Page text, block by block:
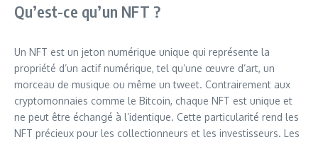
Qu’est-ce qu’un NFT ?
Un NFT est un jeton numérique unique qui représente la
propriété d’un actif numérique, tel qu’une œuvre d’art, un
morceau de musique ou même un tweet. Contrairement aux
cryptomonnaies comme le Bitcoin, chaque NFT est unique et
ne peut être échangé à l’identique. Cette particularité rend les
NFT précieux pour les collectionneurs et les investisseurs. Les